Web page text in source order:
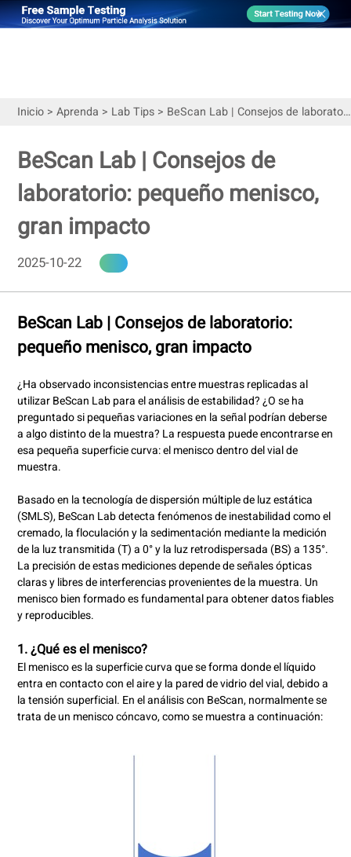
Inicio> Aprenda > Lab Tips> BeScan Lab | Consejos de laboratorio: pequeño menisco, gran impacto
BeScan Lab | Consejos de
laboratorio: pequeño menisco,
gran impacto
2025-10-22
BeScan Lab | Consejos de laboratorio:
pequeño menisco, gran impacto
¿Ha observado inconsistencias entre muestras replicadas al
utilizar BeScan Lab para el análisis de estabilidad? ¿O se ha
preguntado si pequeñas variaciones en la señal podrían deberse
a algo distinto de la muestra? La respuesta puede encontrarse en
esa pequeña superficie curva: el menisco dentro del vial de
muestra.
Basado en la tecnología de dispersión múltiple de luz estática
(SMLS), BeScan Lab detecta fenómenos de inestabilidad como el
cremado, la floculación y la sedimentación mediante la medición
de la luz transmitida (T) a 0° y la luz retrodispersada (BS) a 135°.
La precisión de estas mediciones depende de señales ópticas
claras y libres de interferencias provenientes de la muestra. Un
menisco bien formado es fundamental para obtener datos fiables
y reproducibles.
1. ¿Qué es el menisco?
El menisco es la superficie curva que se forma donde el líquido
entra en contacto con el aire y la pared de vidrio del vial, debido a
la tensión superficial. En el análisis con BeScan, normalmente se
trata de un menisco cóncavo, como se muestra a continuación: